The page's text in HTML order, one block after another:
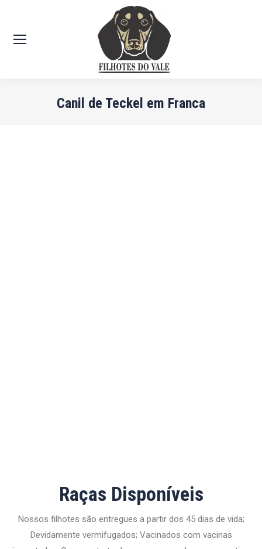
Canil de Teckel em Franca
Raças Disponíveis
Nossos filhotes são entregues a partir dos 45 dias de vida;
Devidamente vermifugados; Vacinados com vacinas